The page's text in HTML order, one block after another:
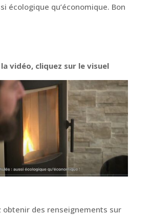
écologique qu’économique. Bon
vidéo, cliquez sur le visuel
obtenir des renseignements sur